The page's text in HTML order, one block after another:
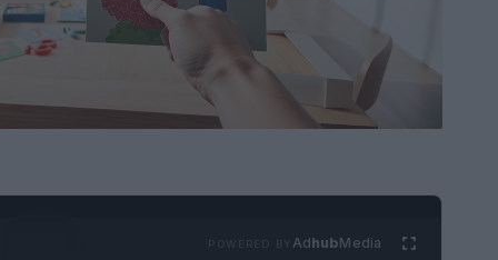
AdhubMedia